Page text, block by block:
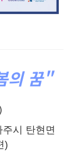
의 꿈"
시 탄현면
)